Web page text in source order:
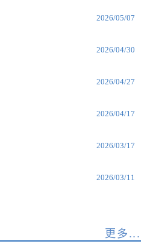
2026/05/07
2026/04/30
2026/04/27
2026/04/17
2026/03/17
2026/03/11
更多...